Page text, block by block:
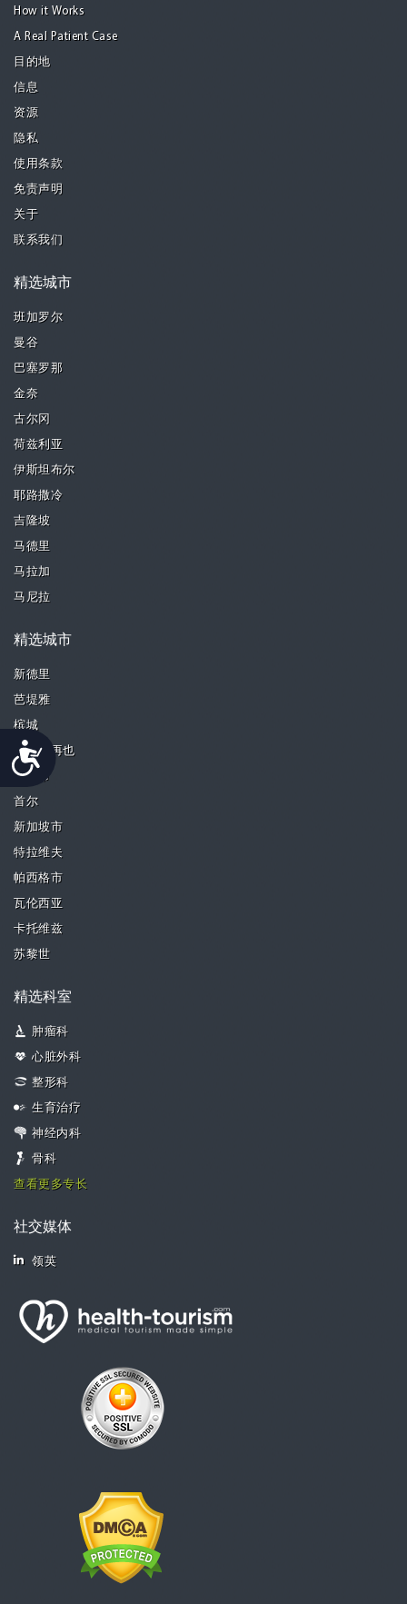
Accessibility
How it Works
A Real Patient Case
目的地
信息
资源
隐私
使用条款
免责声明
关于
联系我们
精选城市
班加罗尔
曼谷
巴塞罗那
金奈
古尔冈
荷兹利亚
伊斯坦布尔
耶路撒冷
吉隆坡
马德里
马拉加
马尼拉
精选城市
新德里
芭堤雅
槟城
八打灵再也
奎松市
首尔
新加坡市
特拉维夫
帕西格市
瓦伦西亚
卡托维兹
苏黎世
精选科室
肿瘤科
心脏外科
整形科
生育治疗
神经内科
骨科
查看更多专长
社交媒体
领英